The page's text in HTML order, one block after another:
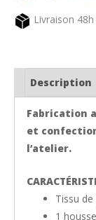
Livraison
Description
Fabrication
et
l’atelier.
Tissu
1